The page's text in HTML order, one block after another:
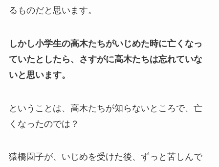
るものだと思います。
しかし小学生の高木たちがいじめた時に亡くなっ
ていたとしたら、さすがに高木たちは忘れていな
いと思います。
ということは、高木たちが知らないところで、亡
くなったのでは？
猿橋園子が、いじめを受けた後、ずっと苦しんで